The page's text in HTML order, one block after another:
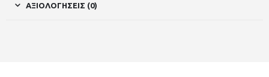
ΑΞΙΟΛΟΓΉΣΕΙΣ (0)